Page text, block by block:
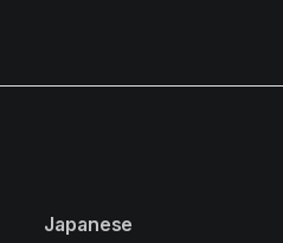
Japanese